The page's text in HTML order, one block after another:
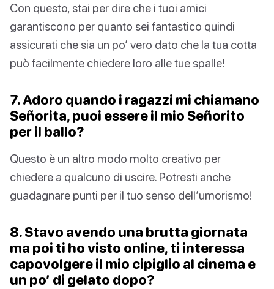
Con questo, stai per dire che i tuoi amici
garantiscono per quanto sei fantastico quindi
assicurati che sia un po’ vero dato che la tua cotta
può facilmente chiedere loro alle tue spalle!
7. Adoro quando i ragazzi mi chiamano
Señorita, puoi essere il mio Señorito
per il ballo?
Questo è un altro modo molto creativo per
chiedere a qualcuno di uscire. Potresti anche
guadagnare punti per il tuo senso dell’umorismo!
8. Stavo avendo una brutta giornata
ma poi ti ho visto online, ti interessa
capovolgere il mio cipiglio al cinema e
un po’ di gelato dopo?